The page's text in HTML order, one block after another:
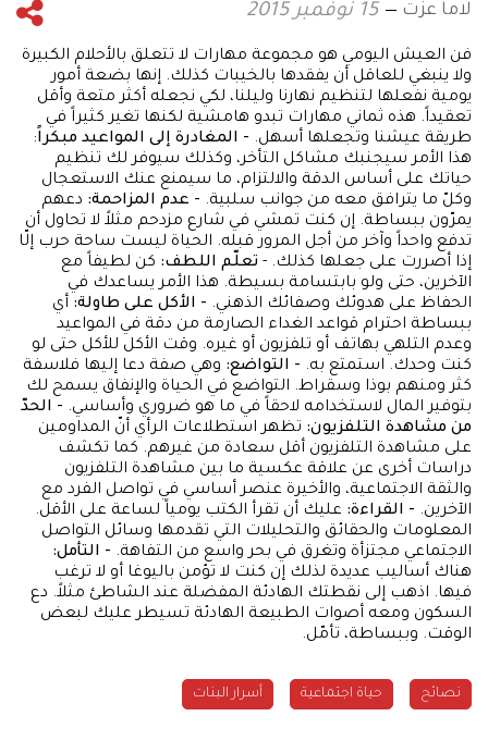
لاما عزت 15 نوفمبر 2015
فن العيش اليومي هو مجموعة مهارات لا تتعلق بالأحلام الكبيرة
ولا ينبغي للعاقل أن يفقدها بالخيبات كذلك. إنها بضعة أمور
يومية نفعلها لتنظيم نهارنا وليلنا، لكي نجعله أكثر متعة وأقل
تعقيداً. هذه ثماني مهارات تبدو هامشية لكنها تغير كثيراً في
طريقة عيشنا وتجعلها أسهل. - المغادرة إلى المواعيد مبكراً:
هذا الأمر سيجنبك مشاكل التأخر، وكذلك سيوفر لك تنظيم
حياتك على أساس الدقة والالتزام، ما سيمنع عنك الاستعجال
وكلّ ما يترافق معه من جوانب سلبية. - عدم المزاحمة: دعهم
يمرّون ببساطة. إن كنت تمشي في شارع مزدحم مثلاً لا تحاول أن
تدفع واحداً وآخر من أجل المرور قبله. الحياة ليست ساحة حرب إلّا
إذا أصررت على جعلها كذلك. - تعلّم اللطف: كن لطيفاً مع
الآخرين، حتى ولو بابتسامة بسيطة. هذا الأمر يساعدك في
الحفاظ على هدوئك وصفائك الذهني. - الأكل على طاولة: أي
ببساطة احترام قواعد الغداء الصارمة من دقة في المواعيد
وعدم التلهي بهاتف أو تلفزيون أو غيره. وقت الأكل للأكل حتى لو
كنت وحدك. استمتع به. - التواضع: وهي صفة دعا إليها فلاسفة
كثر ومنهم بوذا وسقراط. التواضع في الحياة والإنفاق يسمح لك
بتوفير المال لاستخدامه لاحقاً في ما هو ضروري وأساسي. - الحدّ
من مشاهدة التلفزيون: تظهر استطلاعات الرأي أنّ المداومين
على مشاهدة التلفزيون أقل سعادة من غيرهم. كما تكشف
دراسات أخرى عن علاقة عكسية ما بين مشاهدة التلفزيون
والثقة الاجتماعية، والأخيرة عنصر أساسي في تواصل الفرد مع
الآخرين. - القراءة: عليك أن تقرأ الكتب يومياً لساعة على الأقل.
المعلومات والحقائق والتحليلات التي تقدمها وسائل التواصل
الاجتماعي مجتزأة وتغرق في بحر واسع من التفاهة. - التأمل:
هناك أساليب عديدة لذلك إن كنت لا تؤمن باليوغا أو لا ترغب
فيها. اذهب إلى نقطتك الهادئة المفضلة عند الشاطئ مثلاً. دع
السكون ومعه أصوات الطبيعة الهادئة تسيطر عليك لبعض
الوقت. وببساطة، تأمّل.
نصائح حياة اجتماعية أسرار البنات